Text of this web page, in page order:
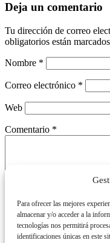
Para ofrecer las mejores
almacenar y/o acceder a la
tecnologías nos permitirá
identificaciones únicas en este
Deja un comentario
Tu dirección de correo
obligatorios están
Nombre *
Correo electrónico *
Web
Comentario *